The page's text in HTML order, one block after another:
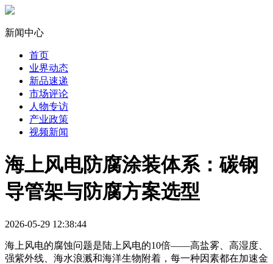
新闻中心
首页
业界动态
新品速递
市场评论
人物专访
产业政策
视频新闻
海上风电防腐涂装体系：碳钢
导管架与防腐方案选型
2026-05-29 12:38:44
海上风电的腐蚀问题是陆上风电的10倍——高盐雾、高湿度、
强紫外线、海水浪溅和海洋生物附着，每一种因素都在加速金